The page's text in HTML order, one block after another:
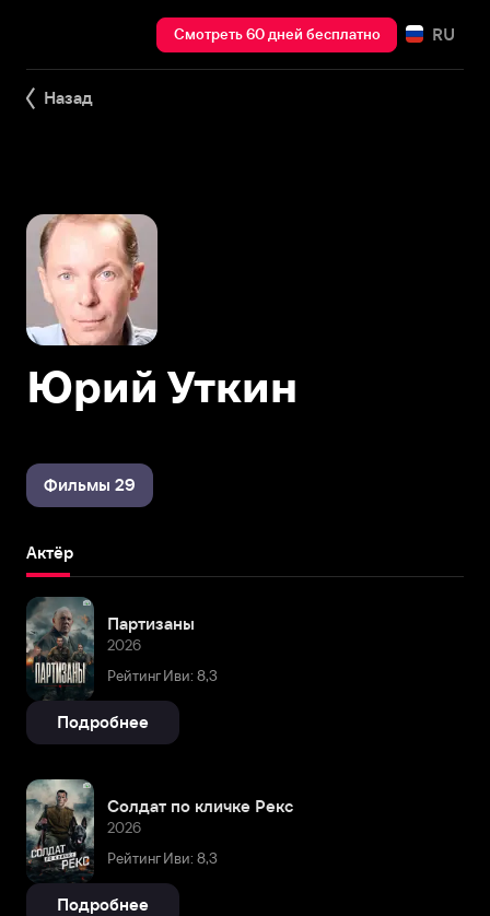
Смотреть 60 дней бесплатно RU
Назад
Юрий Уткин
Фильмы 29
Актёр
Партизаны
2026
Рейтинг Иви: 8,3
Подробнее
Солдат по кличке Рекс
2026
Рейтинг Иви: 8,3
Подробнее